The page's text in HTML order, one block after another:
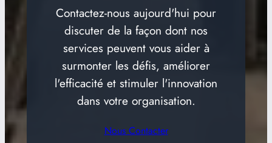
Contactez-nous aujourd'hui pour
discuter de la façon dont nos
services peuvent vous aider à
surmonter les défis, améliorer
l'efficacité et stimuler l'innovation
dans votre organisation.
Nous Contacter